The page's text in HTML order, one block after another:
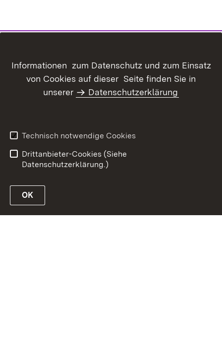
Informationen zum Datenschutz und zum Einsatz
von Cookies auf dieser Seite finden Sie in
unserer
Datenschutzerklärung
Technisch notwendige Cookies
Drittanbieter-Cookies (Siehe
Datenschutzerklärung.)
OK